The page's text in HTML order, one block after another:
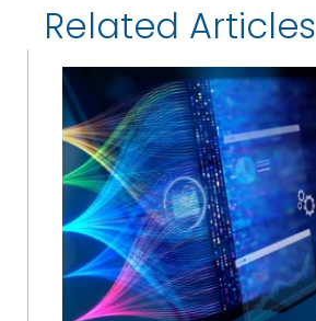
Related Articles